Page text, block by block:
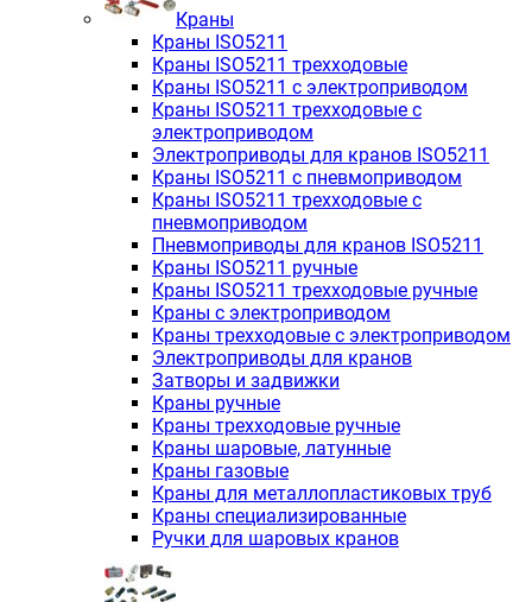
Краны
Краны ISO5211
Краны ISO5211 трехходовые
Краны ISO5211 с электроприводом
Краны ISO5211 трехходовые с
электроприводом
Электроприводы для кранов ISO5211
Краны ISO5211 с пневмоприводом
Краны ISO5211 трехходовые с
пневмоприводом
Пневмоприводы для кранов ISO5211
Краны ISO5211 ручные
Краны ISO5211 трехходовые ручные
Краны с электроприводом
Краны трехходовые с электроприводом
Электроприводы для кранов
Затворы и задвижки
Краны ручные
Краны трехходовые ручные
Краны шаровые, латунные
Краны газовые
Краны для металлопластиковых труб
Краны специализированные
Ручки для шаровых кранов